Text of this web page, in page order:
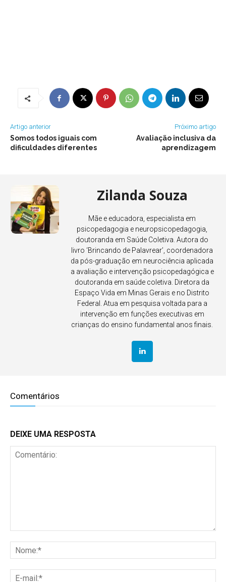
Artigo anterior
Somos todos iguais com
dificuldades diferentes
Próximo artigo
Avaliação inclusiva da
aprendizagem
Zilanda Souza
Mãe e educadora, especialista em
psicopedagogia e neuropsicopedagogia,
doutoranda em Saúde Coletiva. Autora do
livro ‘Brincando de Palavrear’, coordenadora
da pós-graduação em neurociência aplicada
a avaliação e intervenção psicopedagógica e
doutoranda em saúde coletiva. Diretora da
Espaço Vida em Minas Gerais e no Distrito
Federal. Atua em pesquisa voltada para a
intervenção em funções executivas em
crianças do ensino fundamental anos finais.
Comentários
DEIXE UMA RESPOSTA